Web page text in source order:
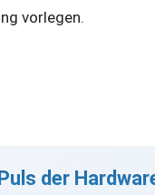
vorlegen.
der